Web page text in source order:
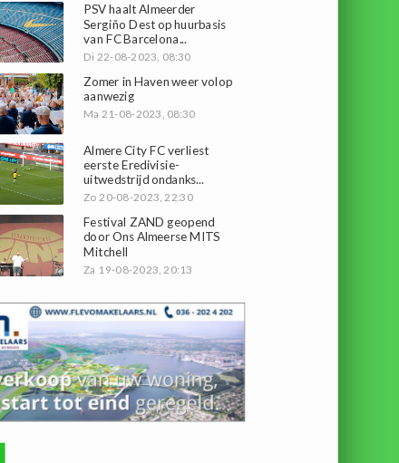
PSV haalt Almeerder
Sergiño Dest op huurbasis
van FC Barcelona...
Di 22-08-2023, 08:30
Zomer in Haven weer volop
aanwezig
Ma 21-08-2023, 08:30
Almere City FC verliest
eerste Eredivisie-
uitwedstrijd ondanks...
Zo 20-08-2023, 22:30
Festival ZAND geopend
door Ons Almeerse MITS
Mitchell
Za 19-08-2023, 20:13